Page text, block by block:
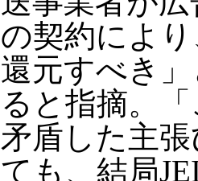
の契約によ
還元すべき
ると指摘。
矛盾した主
ても、結局